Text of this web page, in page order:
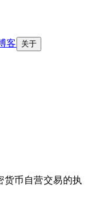
客 关于
货币自营交易的执